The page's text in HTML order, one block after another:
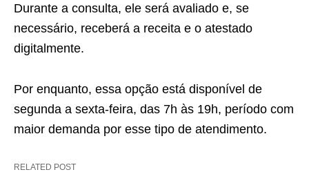
Durante a consulta, ele será avaliado e, se
necessário, receberá a receita e o atestado
digitalmente.
Por enquanto, essa opção está disponível de
segunda a sexta-feira, das 7h às 19h, período com
maior demanda por esse tipo de atendimento.
RELATED POST